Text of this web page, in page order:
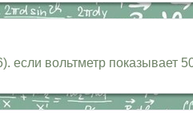
вольтметр показывает